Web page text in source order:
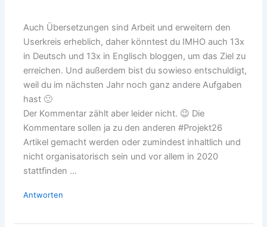
Auch Übersetzungen sind Arbeit und erweitern den
Userkreis erheblich, daher könntest du IMHO auch 13x
in Deutsch und 13x in Englisch bloggen, um das Ziel zu
erreichen. Und außerdem bist du sowieso entschuldigt,
weil du im nächsten Jahr noch ganz andere Aufgaben
hast 🙂
Der Kommentar zählt aber leider nicht. 😉 Die
Kommentare sollen ja zu den anderen #Projekt26
Artikel gemacht werden oder zumindest inhaltlich und
nicht organisatorisch sein und vor allem in 2020
stattfinden …
Antworten